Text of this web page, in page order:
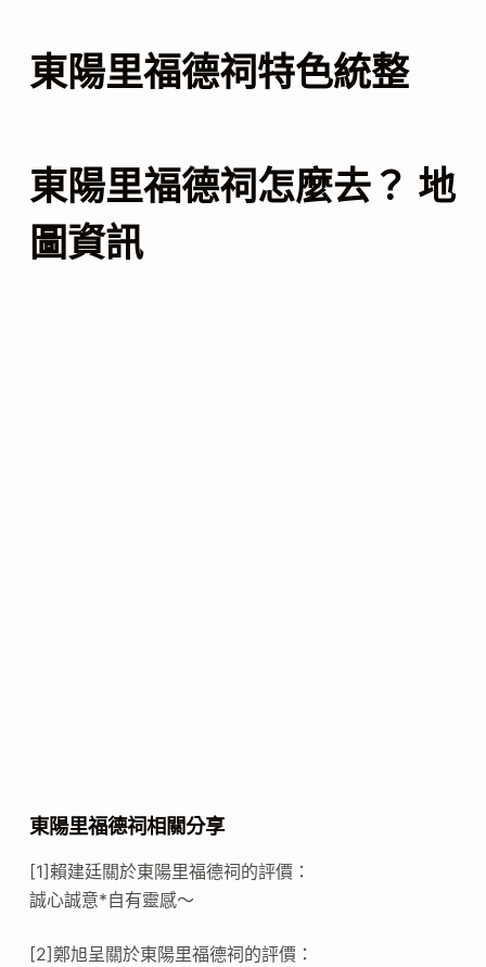
東陽里福德祠特色統整
東陽里福德祠怎麼去？ 地
圖資訊
東陽里福德祠相關分享
[1]賴建廷關於東陽里福德祠的評價：
誠心誠意*自有靈感～
[2]鄭旭呈關於東陽里福德祠的評價：